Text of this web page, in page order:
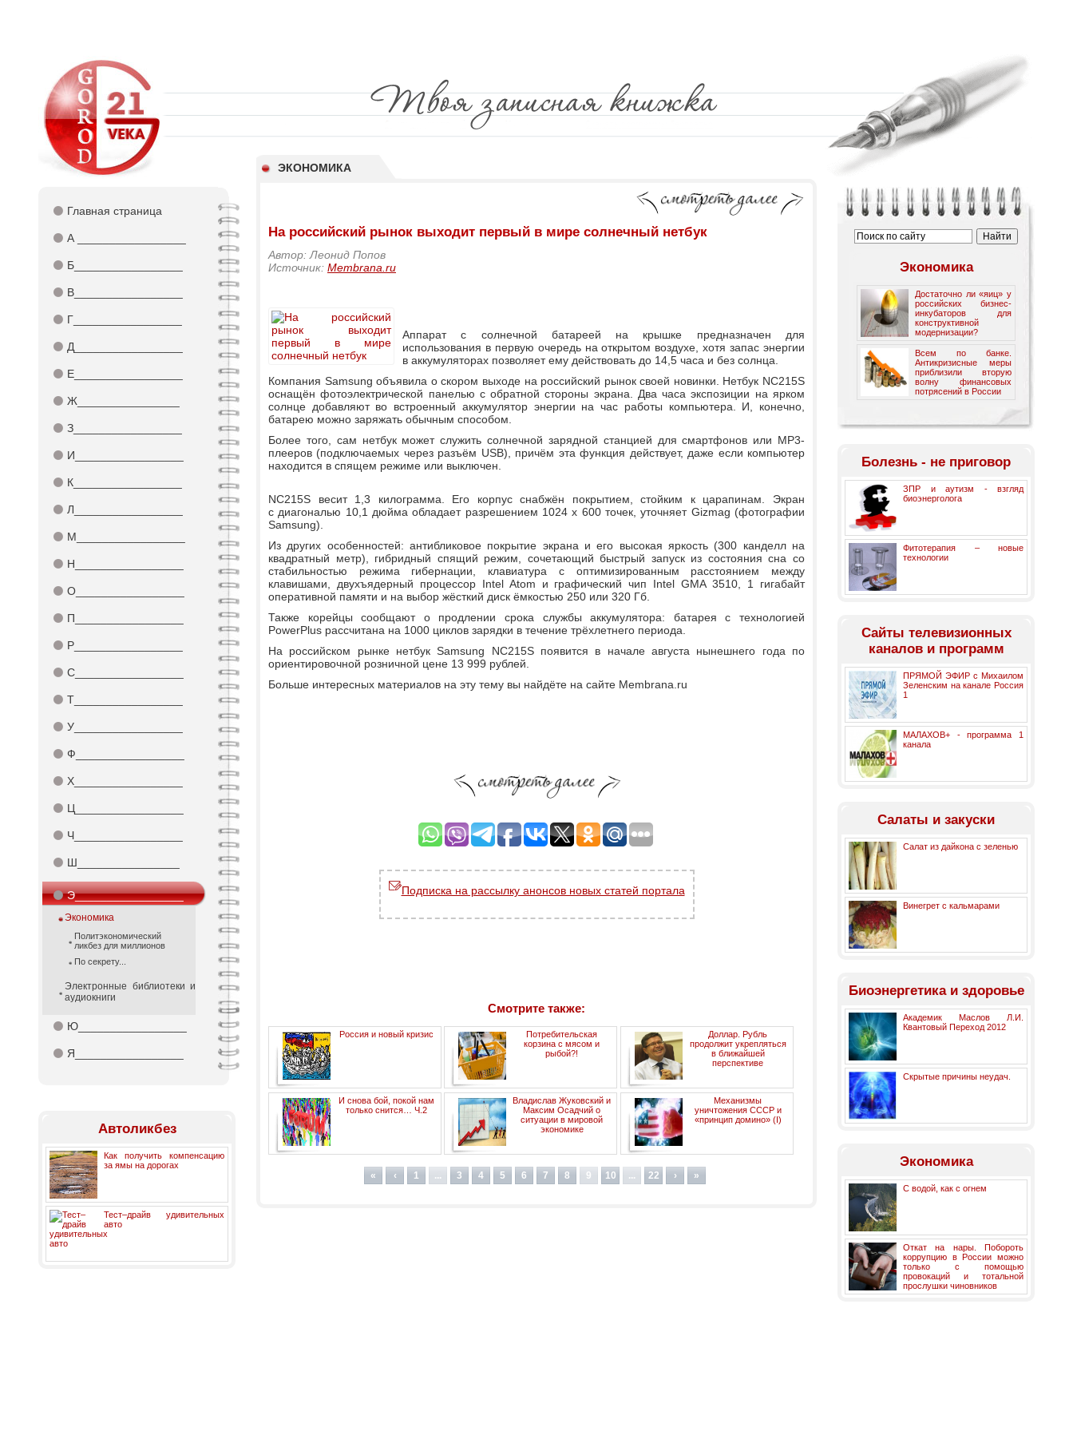
ЭКОНОМИКА
⚫ Главная страница
⚫ А _________________
⚫ Б_________________
⚫ В_________________
⚫ Г_________________
⚫ Д_________________
⚫ Е_________________
⚫ Ж________________
⚫ З_________________
⚫ И_________________
⚫ К_________________
⚫ Л_________________
⚫ М_________________
⚫ Н_________________
⚫ О_________________
⚫ П_________________
⚫ Р_________________
⚫ С_________________
⚫ Т_________________
⚫ У_________________
⚫ Ф_________________
⚫ Х_________________
⚫ Ц_________________
⚫ Ч_________________
⚫ Ш________________
⚫Э_________________
Экономика
Политэкономический
ликбез для миллионов
По секрету...
Электронные библиотеки и
аудиокниги
⚫ Ю_________________
⚫ Я_________________
Автоликбез
Как получить компенсацию
за ямы на дорогах
Тест–драйв удивительных
авто
На российский рынок выходит первый в мире солнечный нетбук
Автор: Леонид Попов
Источник: Membrana.ru
Аппарат с солнечной батареей на крышке предназначен для
использования в первую очередь на открытом воздухе, хотя запас энергии
в аккумуляторах позволяет ему действовать до 14,5 часа и без солнца.
Компания Samsung объявила о скором выходе на российский рынок своей новинки. Нетбук NC215S
оснащён фотоэлектрической панелью с обратной стороны экрана. Два часа экспозиции на ярком
солнце добавляют во встроенный аккумулятор энергии на час работы компьютера. И, конечно,
батарею можно заряжать обычным способом.
Более того, сам нетбук может служить солнечной зарядной станцией для смартфонов или MP3-
плееров (подключаемых через разъём USB), причём эта функция действует, даже если компьютер
находится в спящем режиме или выключен.
NC215S весит 1,3 килограмма. Его корпус снабжён покрытием, стойким к царапинам. Экран
с диагональю 10,1 дюйма обладает разрешением 1024 х 600 точек, уточняет Gizmag (фотографии
Samsung).
Из других особенностей: антибликовое покрытие экрана и его высокая яркость (300 канделл на
квадратный метр), гибридный спящий режим, сочетающий быстрый запуск из состояния сна со
стабильностью режима гибернации, клавиатура с оптимизированным расстоянием между
клавишами, двухъядерный процессор Intel Atom и графический чип Intel GMA 3510, 1 гигабайт
оперативной памяти и на выбор жёсткий диск ёмкостью 250 или 320 Гб.
Также корейцы сообщают о продлении срока службы аккумулятора: батарея с технологией
PowerPlus рассчитана на 1000 циклов зарядки в течение трёхлетнего периода.
На российском рынке нетбук Samsung NC215S появится в начале августа нынешнего года по
ориентировочной розничной цене 13 999 рублей.
Больше интересных материалов на эту тему вы найдёте на сайте Membrana.ru
Подписка на рассылку анонсов новых статей портала
Смотрите также:
Россия и новый кризис
Потребительская
корзина с мясом и
рыбой?!
Доллар. Рубль
продолжит укрепляться
в ближайшей
перспективе
И снова бой, покой нам
только снится… Ч.2
Владислав Жуковский и
Максим Осадчий о
ситуации в мировой
экономике
Механизмы
уничтожения СССР и
«принцип домино» (I)
« ‹ 1 ... 3 4 5 6 7 8 9 10 ... 22 › »
Экономика
Достаточно ли «яиц» у
российских бизнес-
инкубаторов для
конструктивной
модернизации?
Всем по банке.
Антикризисные меры
приблизили вторую
волну финансовых
потрясений в России
Болезнь - не приговор
ЗПР и аутизм - взгляд
биоэнерголога
Фитотерапия – новые
технологии
Cайты телевизионных
каналов и программ
ПРЯМОЙ ЭФИР с Михаилом
Зеленским на канале Россия
1
МАЛАХОВ+ - программа 1
канала
Салаты и закуски
Салат из дайкона с зеленью
Винегрет с кальмарами
Биоэнергетика и здоровье
Академик Маслов Л.И.
Квантовый Переход 2012
Скрытые причины неудач.
Экономика
С водой, как с огнем
Откат на нары. Побороть
коррупцию в России можно
только с помощью
провокаций и тотальной
прослушки чиновников